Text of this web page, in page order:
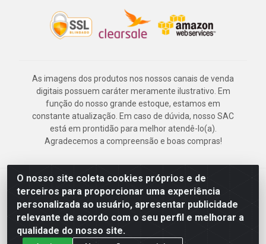
O nosso site coleta cookies próprios e de
terceiros para proporcionar uma experiência
personalizada ao usuário, apresentar publicidade
relevante de acordo com o seu perfil e melhorar a
qualidade do nosso site.
As imagens dos produtos nos nossos canais de venda
digitais possuem caráter meramente ilustrativo. Em
função do nosso grande estoque, estamos em
constante atualização. Em caso de dúvida, nosso SAC
está em prontidão para melhor atendê-lo(a).
Agradecemos a compreensão e boas compras!
Deskontão Atacado - Av. Marechal Mascarenhas de Morais, 2471 -
Imbiribeira - Recife/PE - CEP 51.150-001 - CNPJ 24.150.377/0003-
57